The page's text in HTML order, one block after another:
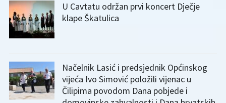
U Cavtatu održan prvi koncert Dječje
klape Škatulica
Načelnik Lasić i predsjednik Općinskog
vijeća Ivo Simović položili vijenac u
Čilipima povodom Dana pobjede i